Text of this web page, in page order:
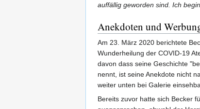
auffällig geworden sind. Ich
Anekdoten und
Am 23. März 2020 berichtete
Wunderheilung der COVID-19
davon dass seine Geschichte
nennt, ist seine Anekdote nicht
weiter unten bei Galerie
Bereits zuvor hatte sich Becker